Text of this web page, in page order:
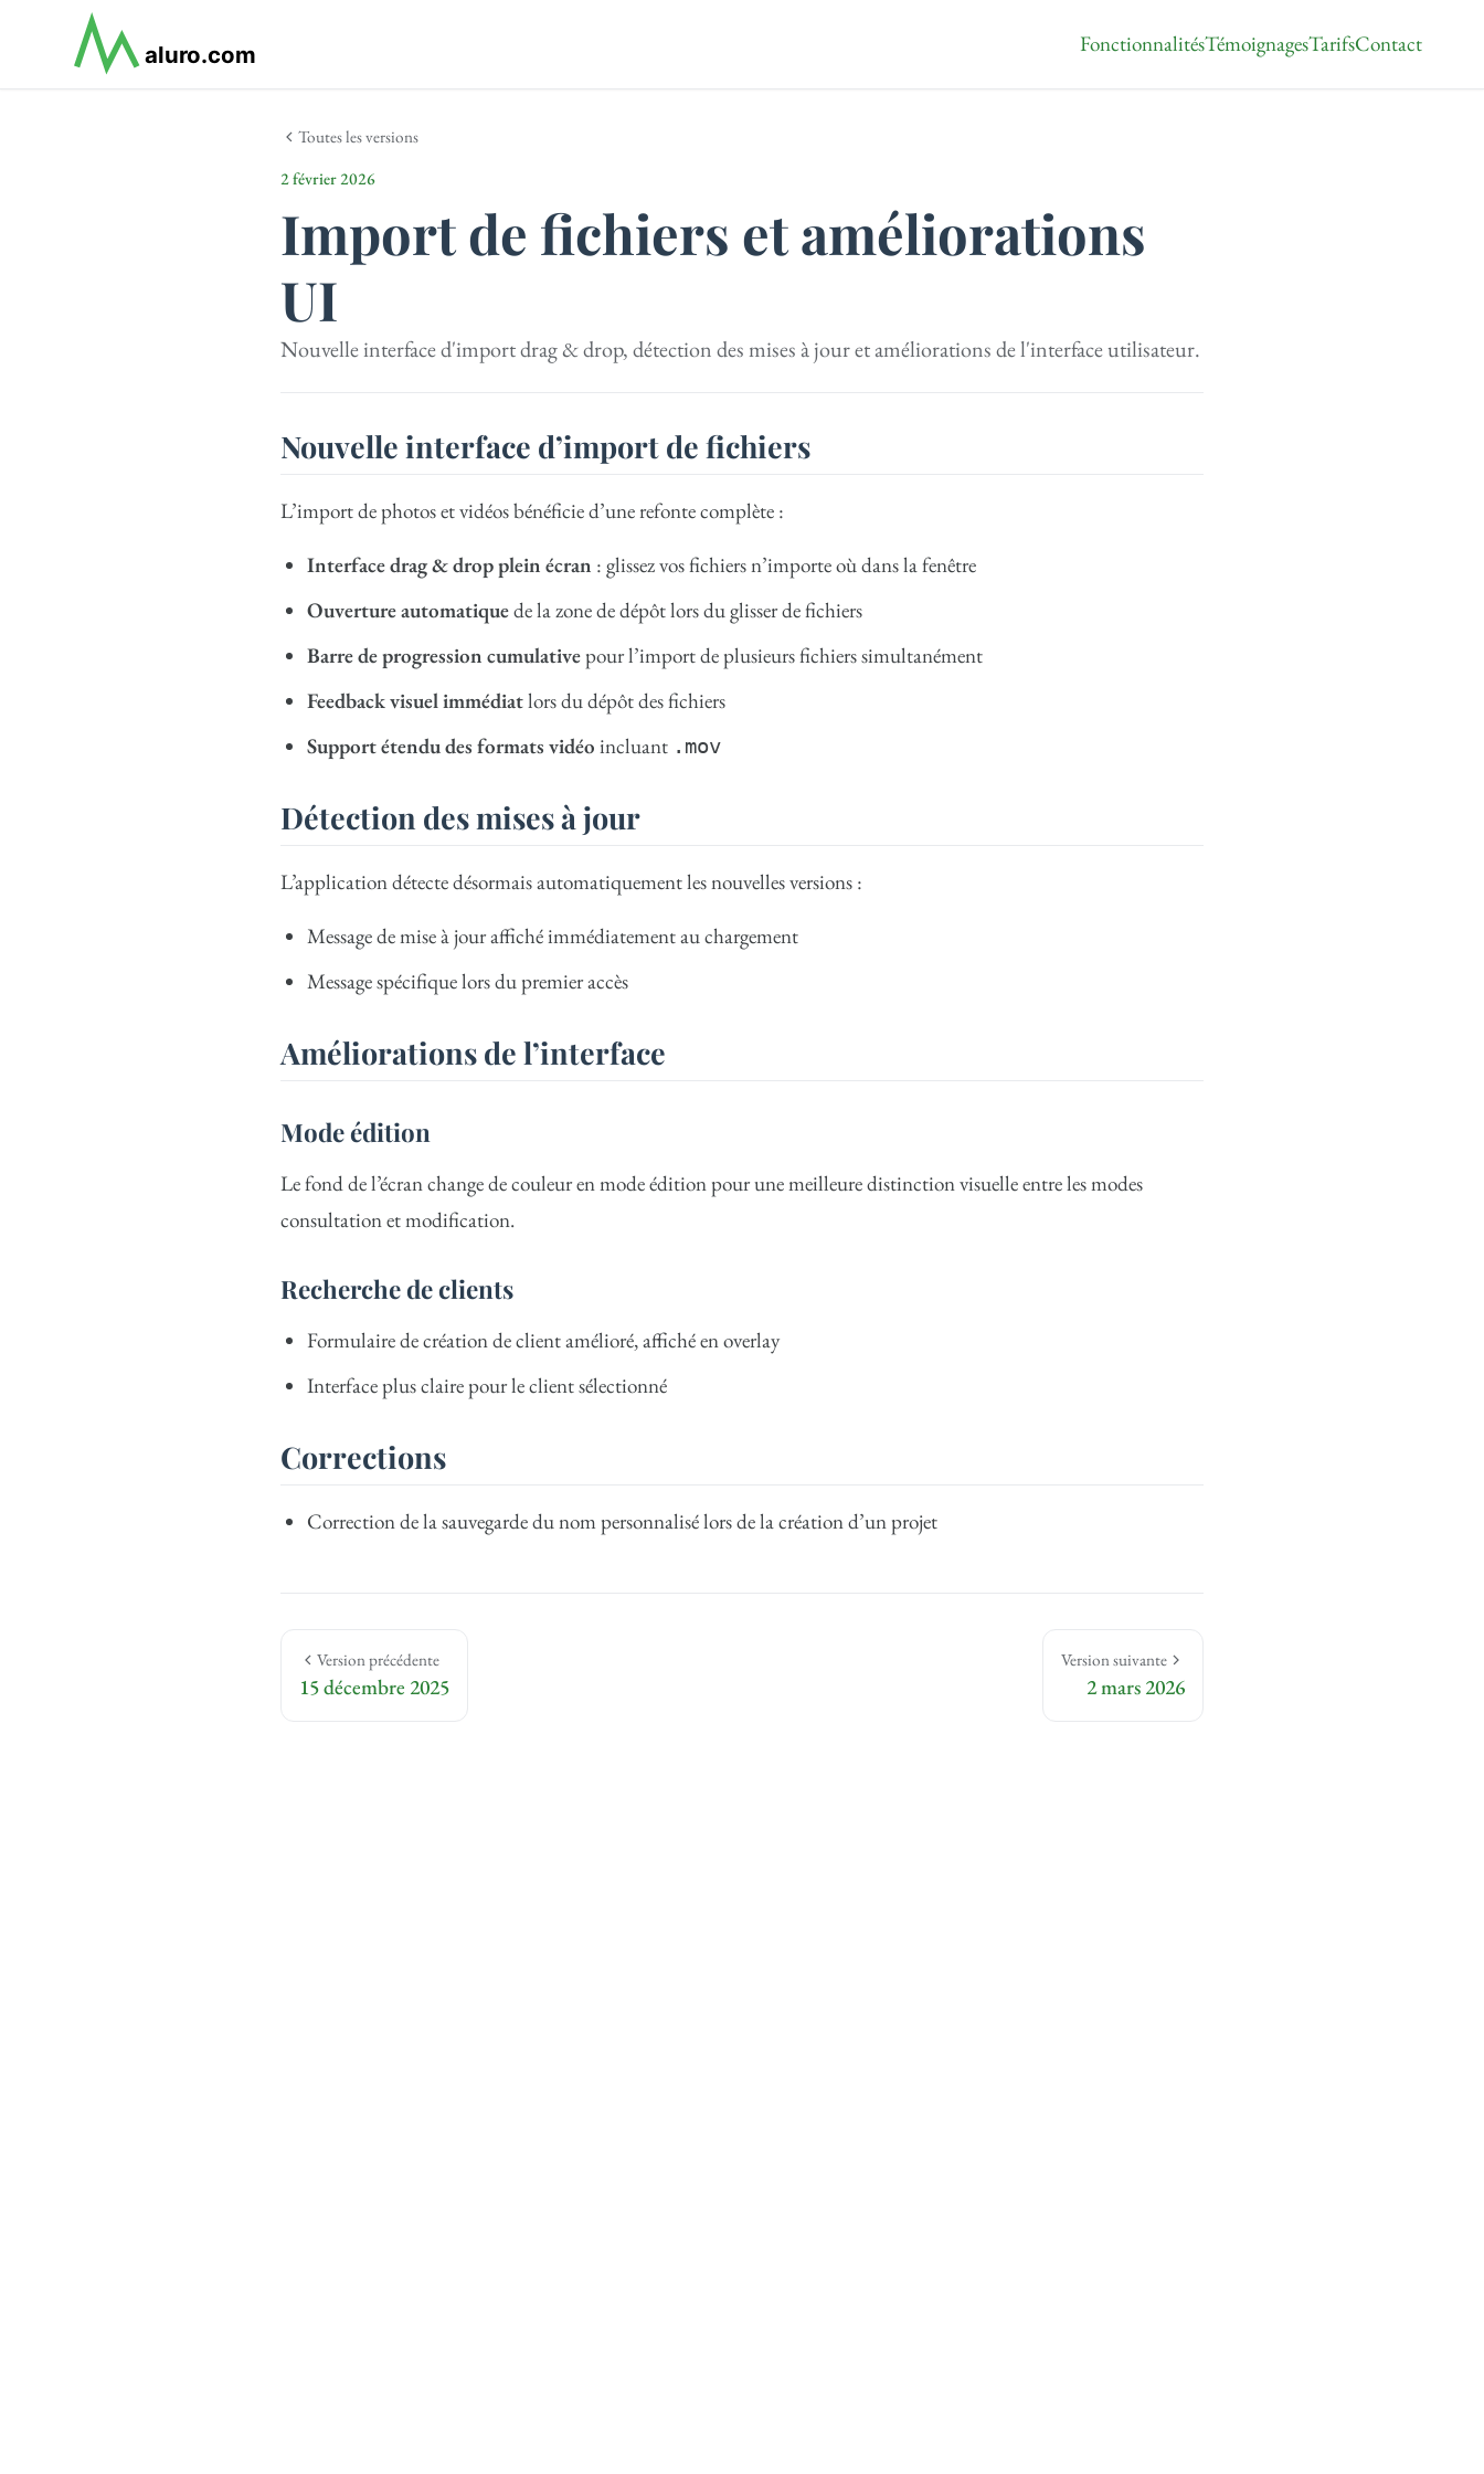
FonctionnalitésTémoignagesTarifsContact
Toutes les versions
2 février 2026
Import de fichiers et améliorations
UI
Nouvelle interface d'import drag & drop, détection des mises à jour et améliorations de l'interface utilisateur.
Nouvelle interface d’import de fichiers
L’import de photos et vidéos bénéficie d’une refonte complète :
Interface drag & drop plein écran : glissez vos fichiers n’importe où dans la fenêtre
Ouverture automatiquede la zone de dépôt lors du glisser de fichiers
Barre de progression cumulativepour l’import de plusieurs fichiers simultanément
Feedback visuel immédiatlors du dépôt des fichiers
Support étendu des formats vidéo incluant .mov
Détection des mises à jour
L’application détecte désormais automatiquement les nouvelles versions :
Message de mise à jour affiché immédiatement au chargement
Message spécifique lors du premier accès
Améliorations de l’interface
Mode édition
Le fond de l’écran change de couleur en mode édition pour une meilleure distinction visuelle entre les modes
consultation et modification.
Recherche de clients
Formulaire de création de client amélioré, affiché en overlay
Interface plus claire pour le client sélectionné
Corrections
Correction de la sauvegarde du nom personnalisé lors de la création d’un projet
Version précédente
15 décembre 2025
Version suivante
2 mars 2026